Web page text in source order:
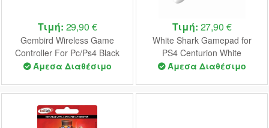
Τιμή: 29,90 €
Gembird Wireless Game
Controller For Pc/Ps4 Black
Άμεσα Διαθέσιμο
Τιμή: 27,90 €
White Shark Gamepad for
PS4 Centurion White
Άμεσα Διαθέσιμο